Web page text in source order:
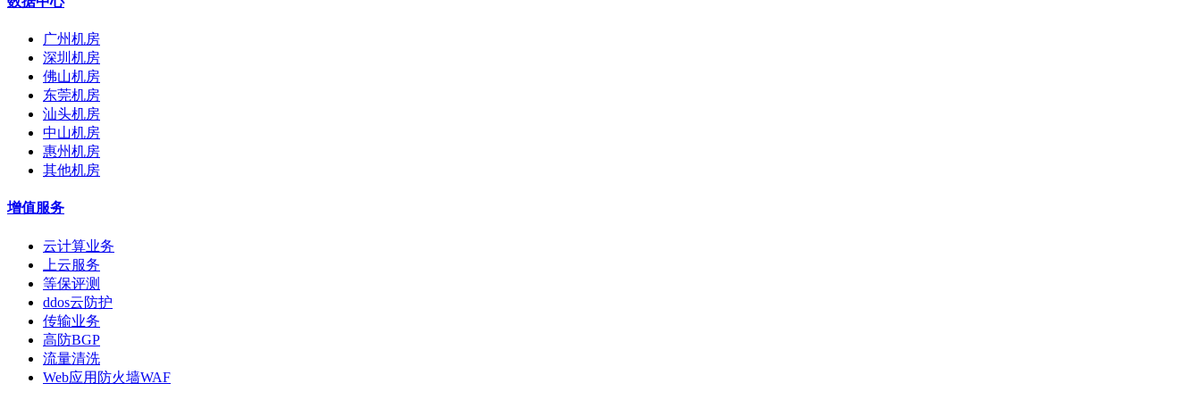
广州机房
深圳机房
佛山机房
东莞机房
汕头机房
中山机房
惠州机房
其他机房
增值服务
云计算业务
上云服务
等保评测
ddos云防护
传输业务
高防BGP
流量清洗
Web应用防火墙WAF